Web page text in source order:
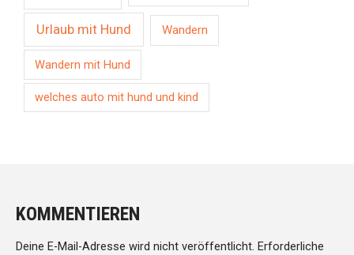
Urlaub mit Hund Wandern
Wandern mit Hund
welches auto mit hund und kind
KOMMENTIEREN
Deine E-Mail-Adresse wird nicht veröffentlicht. Erforderliche